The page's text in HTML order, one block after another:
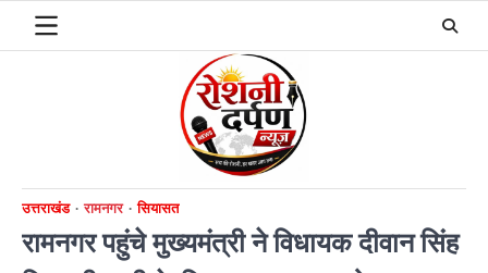
उत्तराखंड रामनगर सियासत
रामनगर पहुंचे मुख्यमंत्री ने विधायक दीवान सिंह